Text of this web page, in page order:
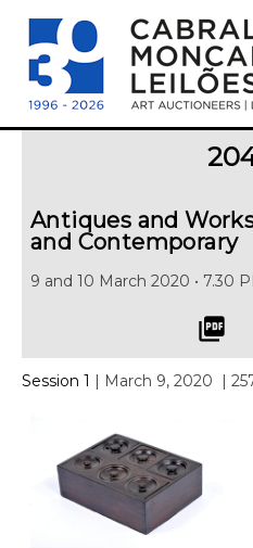
Antiques and
and Contemporary
9 and 10 March 2020 • 7.30
picture_as_pdf
Session 1 | March 9, 2020 |